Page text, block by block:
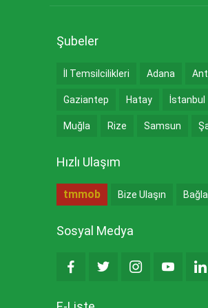
Şubeler
İl Temsilcilikleri Adana
Gaziantep Hatay İstanbul
Muğla Rize Samsun
Hızlı Ulaşım
tmmob Bize Ulaşın
Sosyal Medya